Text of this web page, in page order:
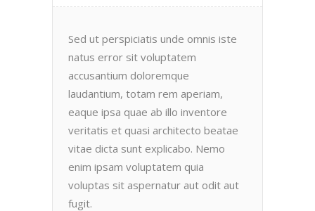
Sed ut perspiciatis unde omnis iste
natus error sit voluptatem
accusantium doloremque
laudantium, totam rem aperiam,
eaque ipsa quae ab illo inventore
veritatis et quasi architecto beatae
vitae dicta sunt explicabo. Nemo
enim ipsam voluptatem quia
voluptas sit aspernatur aut odit aut
fugit.
En Vital estamos esperando tu llamada.
Ponete en contacto con nosotros y
comenzá a mejorar tu calidad de vida.
Lun- Vier 8.00 - 20.00
42 245 772 - 095 050 021